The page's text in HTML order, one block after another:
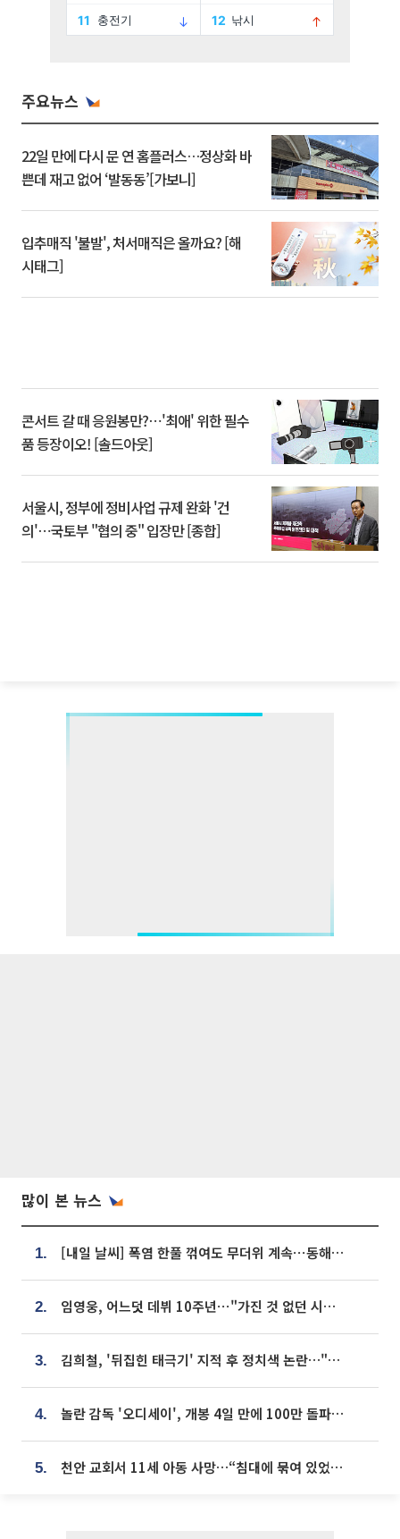
주요뉴스
22일 만에 다시 문 연 홈플러스…정상화 바
쁜데 재고 없어 ‘발동동’[가보니]
입추매직 '불발', 처서매직은 올까요? [해
시태그]
콘서트 갈 때 응원봉만?⋯'최애' 위한 필수
품 등장이오! [솔드아웃]
서울시, 정부에 정비사업 규제 완화 '건
의'⋯국토부 "협의 중" 입장만 [종합]
많이 본 뉴스
1. [내일 날씨] 폭염 한풀 꺾여도 무더위 계속⋯동해안 이틀 연속 비
2. 임영웅, 어느덧 데뷔 10주년⋯"가진 것 없던 시절, 내 앞엔 20명의 팬뿐"
3. 김희철, '뒤집힌 태극기' 지적 후 정치색 논란…"좌우 떠나 우리나라 국기"
4. 놀란 감독 '오디세이', 개봉 4일 만에 100만 돌파⋯'왕사남' 보다 빠르다
5. 천안 교회서 11세 아동 사망…“침대에 묶여 있었다” 진술 확보